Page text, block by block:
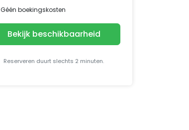
Géén boekingskosten
Bekijk beschikbaarheid
Reserveren duurt slechts 2 minuten.